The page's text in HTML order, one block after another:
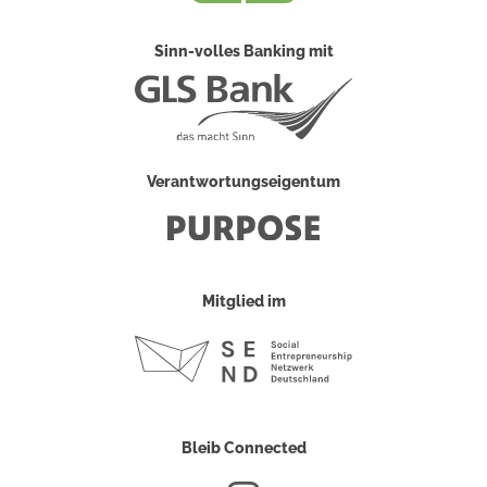
Sinn-volles Banking mit
Verantwortungseigentum
Mitglied im
Bleib Connected